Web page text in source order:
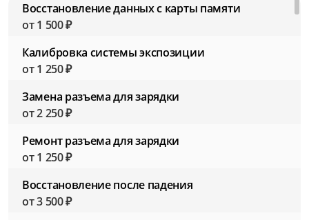
Восстановление данных с карты памяти
от 1 500 ₽
Калибровка системы экспозиции
от 1 250 ₽
Замена разъема для зарядки
от 2 250 ₽
Ремонт разъема для зарядки
от 1 250 ₽
Восстановление после падения
от 3 500 ₽